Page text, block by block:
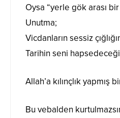
Oysa “yerle gök arası bir
Unutma;
Vicdanların sessiz
Tarihin seni hapsedeceği
Allah’a kılınçlık
Bu vebalden